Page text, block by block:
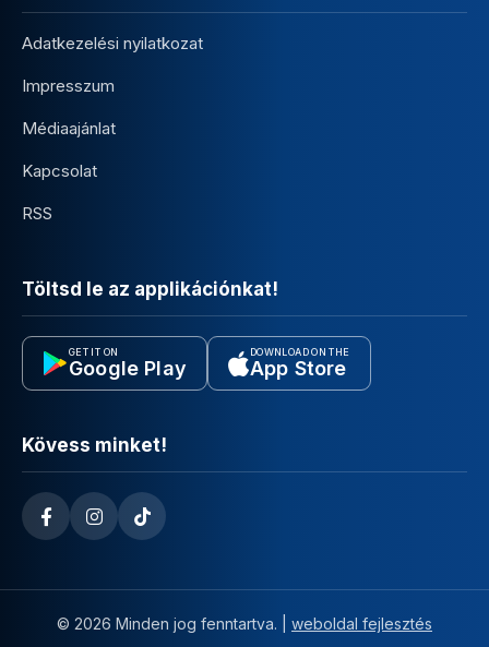
Adatkezelési nyilatkozat
Impresszum
Médiaajánlat
Kapcsolat
RSS
Töltsd le az applikációnkat!
GET IT ON
Google Play
DOWNLOAD ON THE
App Store
Kövess minket!
© 2026 Minden jog fenntartva. | weboldal fejlesztés